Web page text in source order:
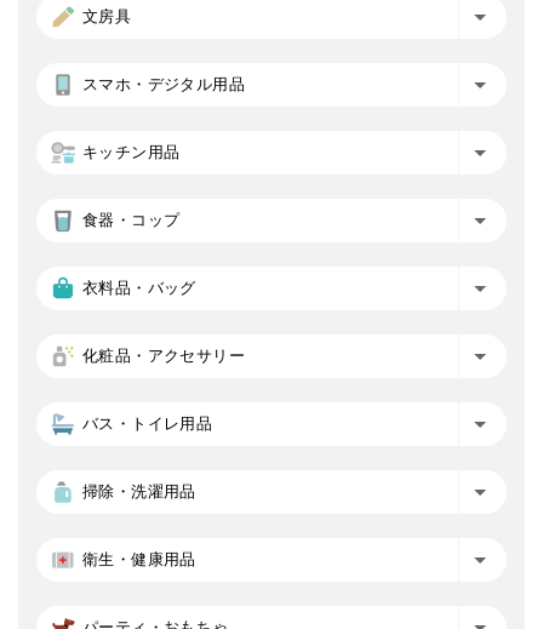
文房具
スマホ・デジタル用品
キッチン用品
食器・コップ
衣料品・バッグ
化粧品・アクセサリー
バス・トイレ用品
掃除・洗濯用品
衛生・健康用品